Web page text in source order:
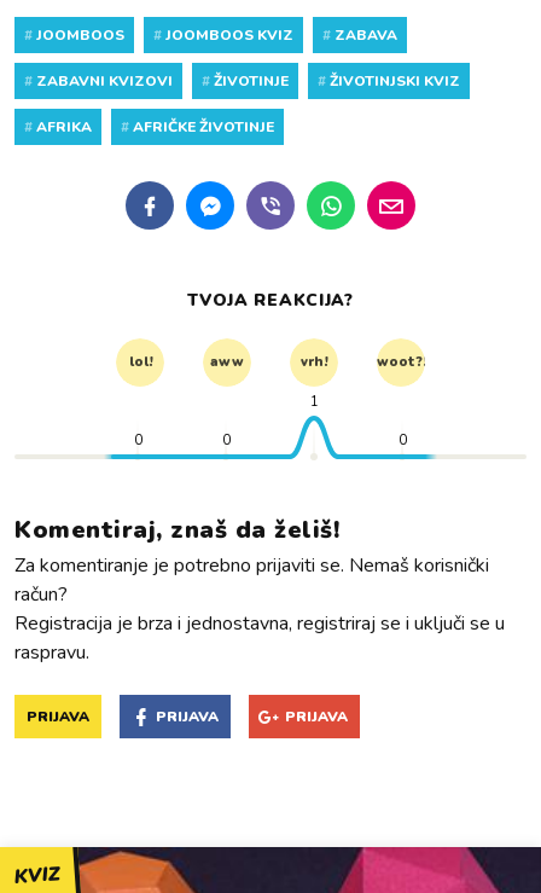
#JOOMBOOS #JOOMBOOS KVIZ # ZABAVA
# ZABAVNI KVIZOVI #ŽIVOTINJE #ŽIVOTINJSKI KVIZ
#AFRIKA #AFRIČKE ŽIVOTINJE
TVOJA REAKCIJA?
lol! aww vrh! woot?!
0 0
1
0
Komentiraj, znaš da želiš!
Za komentiranje je potrebno prijaviti se. Nemaš korisnički
račun?
Registracija je brza i jednostavna, registriraj se i uključi se u
raspravu.
PRIJAVA PRIJAVA PRIJAVA
KVIZ